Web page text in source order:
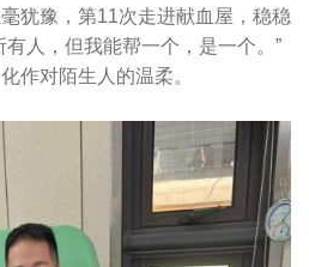
犹豫，第11次走进献血屋，稳稳
人，但我能帮一个，是一个。”
对陌生人的温柔。